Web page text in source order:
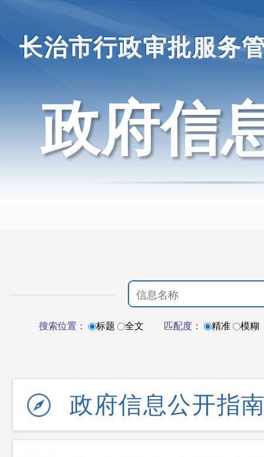
长治市行政审批服务
政府信
搜索位置： 标题 全文 匹配度： 精准 模糊
政府信息公开指